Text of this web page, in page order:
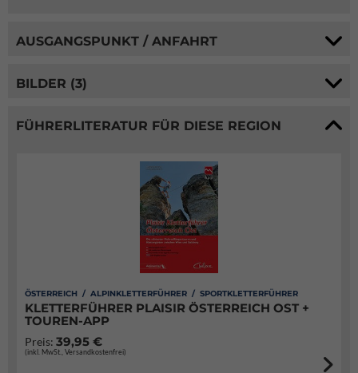
AUSGANGSPUNKT / ANFAHRT
BILDER (3)
FÜHRERLITERATUR FÜR DIESE REGION
ÖSTERREICH / ALPINKLETTERFÜHRER / SPORTKLETTERFÜHRER
KLETTERFÜHRER PLAISIR ÖSTERREICH OST +
TOUREN-APP
Preis: 39,95 €
(inkl. MwSt., Versandkostenfrei)